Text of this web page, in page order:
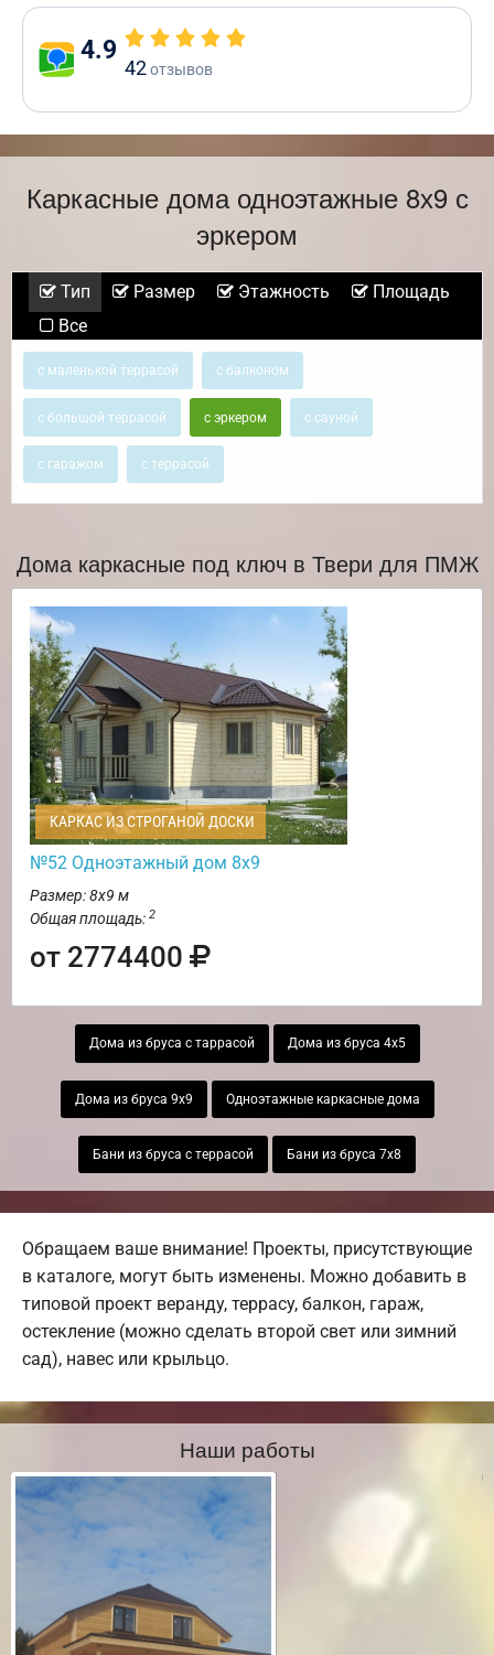
4.9
42отзывов
Каркасные дома одноэтажные 8х9 с
эркером
Тип Размер Этажность
Площадь
Все
с маленькой террасой с балконом
с большой террасой с эркером с сауной
с гаражом с террасой
Дома каркасные под ключ в Твери для ПМЖ
КАРКАС ИЗ СТРОГАНОЙ ДОСКИ
№52 Одноэтажный дом 8х9
Размер: 8х9 м
Общая площадь: 2
от 2774400
Дома из бруса с таррасой Дома из бруса 4х5
Дома из бруса 9х9 Одноэтажные каркасные дома
Бани из бруса с террасой Бани из бруса 7х8
Обращаем ваше внимание! Проекты, присутствующие
в каталоге, могут быть изменены. Можно добавить в
типовой проект веранду, террасу, балкон, гараж,
остекление (можно сделать второй свет или зимний
сад), навес или крыльцо.
Наши работы